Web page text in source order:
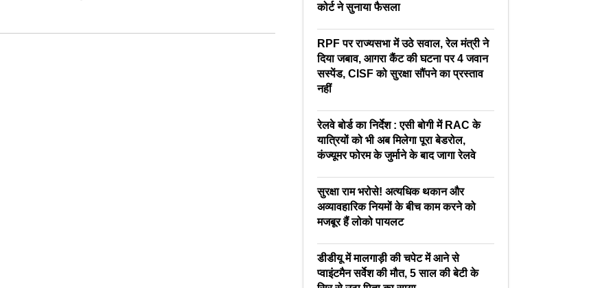
कोर्ट ने सुनाया फैसला
RPF पर राज्यसभा में उठे सवाल, रेल मंत्री ने
दिया जबाव, आगरा कैंट की घटना पर 4 जवान
सस्पेंड, CISF को सुरक्षा सौंपने का प्रस्ताव
नहीं
रेलवे बोर्ड का निर्देश : एसी बोगी में RAC के
यात्रियों को भी अब मिलेगा पूरा बेडरोल,
कंज्यूमर फोरम के जुर्माने के बाद जागा रेलवे
सुरक्षा राम भरोसे! अत्यधिक थकान और
अव्यावहारिक नियमों के बीच काम करने को
मजबूर हैं लोको पायलट
डीडीयू में मालगाड़ी की चपेट में आने से
प्वाइंटमैन सर्वेश की मौत, 5 साल की बेटी के